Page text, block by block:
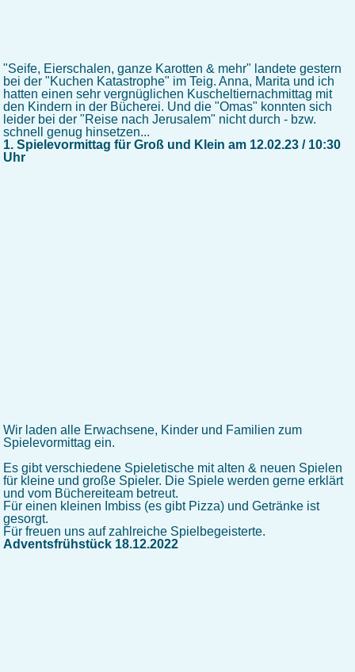
"Seife, Eierschalen, ganze Karotten & mehr" landete gestern
bei der "Kuchen Katastrophe" im Teig. Anna, Marita und ich
hatten einen sehr vergnüglichen Kuscheltiernachmittag mit
den Kindern in der Bücherei. Und die "Omas" konnten sich
leider bei der "Reise nach Jerusalem" nicht durch - bzw.
schnell genug hinsetzen...
1. Spielevormittag für Groß und Klein am 12.02.23 / 10:30
Uhr
Wir laden alle Erwachsene, Kinder und Familien zum
Spielevormittag ein.
Es gibt verschiedene Spieletische mit alten & neuen Spielen
für kleine und große Spieler. Die Spiele werden gerne erklärt
und vom Büchereiteam betreut.
Für einen kleinen Imbiss (es gibt Pizza) und Getränke ist
gesorgt.
Für freuen uns auf zahlreiche Spielbegeisterte.
Adventsfrühstück 18.12.2022